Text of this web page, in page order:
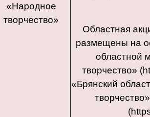
«Народное
творчество»
Областная
размещены на
областной
творчество»
«Брянский